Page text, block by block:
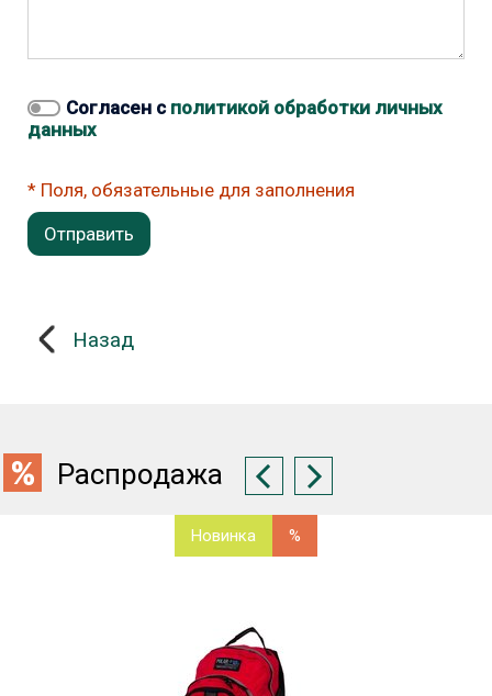
Согласен с политикой обработки личных
данных
Поля, обязательные для заполнения
Назад
Распродажа
Новинка %